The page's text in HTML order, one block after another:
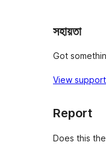
সহায়তা
Got
View
Report
Does this